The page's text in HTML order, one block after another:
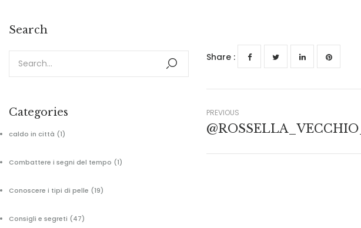
Search
Categories
caldo in città (1)
Combattere i segni del tempo (1)
Conoscere i tipi di pelle (19)
Consigli e segreti (47)
Share :
PREVIOUS
@ROSSELLA_VECCHIO_